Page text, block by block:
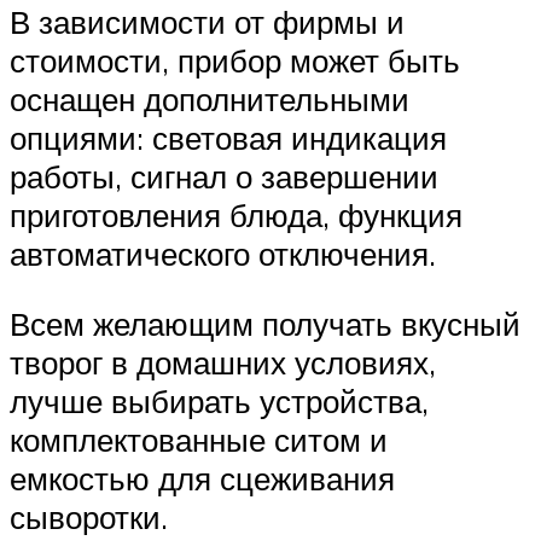
В зависимости от фирмы и
стоимости, прибор может быть
оснащен дополнительными
опциями: световая индикация
работы, сигнал о завершении
приготовления блюда, функция
автоматического отключения.
Всем желающим получать вкусный
творог в домашних условиях,
лучше выбирать устройства,
комплектованные ситом и
емкостью для сцеживания
сыворотки.